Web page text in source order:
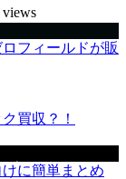
views
フィールドが販
買収？！
に簡単まとめ